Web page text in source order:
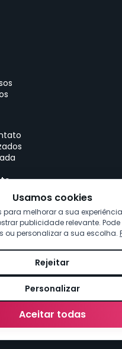
cookies
Usamos cookies
para melhorar a sua
publicidade relevante.
ou personalizar a sua escolha.
Rejeitar
Personalizar
Aceitar todas